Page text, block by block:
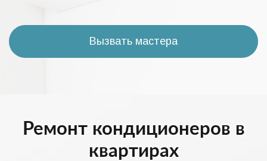
Вызвать мастера
Ремонт кондиционеров в
квартирах